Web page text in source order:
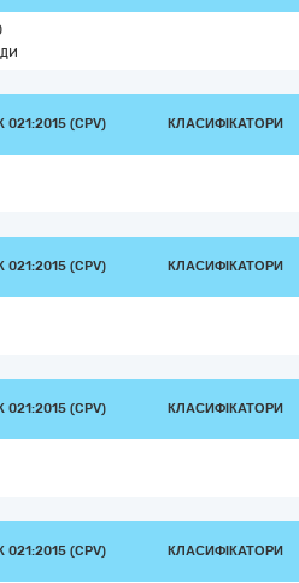
(CPV) КЛАСИФІКАТОРИ
(CPV) КЛАСИФІКАТОРИ
(CPV) КЛАСИФІКАТОРИ
(CPV) КЛАСИФІКАТОРИ